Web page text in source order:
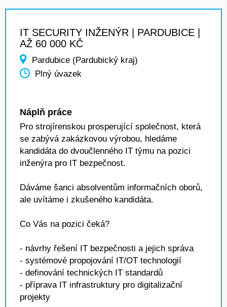
IT SECURITY INŽENÝR | PARDUBICE |
AŽ 60 000 KČ
Pardubice (Pardubický kraj)
Plný úvazek
Náplň práce
Pro strojírenskou prosperující společnost, která
se zabývá zakázkovou výrobou, hledáme
kandidáta do dvoučlenného IT týmu na pozici
inženýra pro IT bezpečnost.
Dáváme šanci absolventům informačních oborů,
ale uvítáme i zkušeného kandidáta.
Co Vás na pozici čeká?
- návrhy řešení IT bezpečnosti a jejich správa
- systémové propojování IT/OT technologií
- definování technických IT standardů
- příprava IT infrastruktury pro digitalizační
projekty